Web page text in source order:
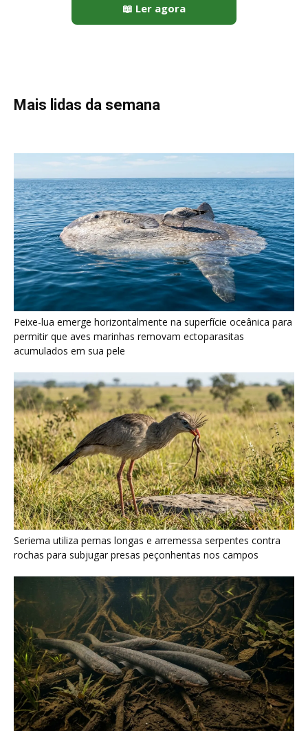
Peixe-lua emerge horizontalmente na superfície oceânica para
permitir que aves marinhas removam ectoparasitas
Seriema utiliza pernas longas e arremessa serpentes contra
rochas para subjugar presas peçonhentas nos campos
Poraquê sincroniza descargas elétricas em grupo para
amplificar campo elétrico e atordoar cardumes de peixes
maiores na Amazônia